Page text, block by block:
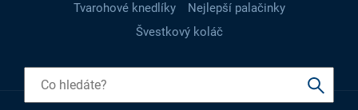
Tvarohové knedlíky
Nejlepší palačinky
Švestkový koláč